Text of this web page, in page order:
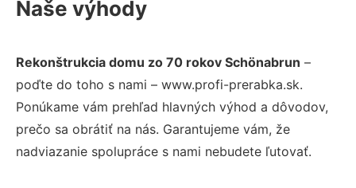
Naše výhody
Rekonštrukcia domu zo 70 rokov Schönabrun –
poďte do toho s nami – www.profi-prerabka.sk.
Ponúkame vám prehľad hlavných výhod a dôvodov,
prečo sa obrátiť na nás. Garantujeme vám, že
nadviazanie spolupráce s nami nebudete ľutovať.